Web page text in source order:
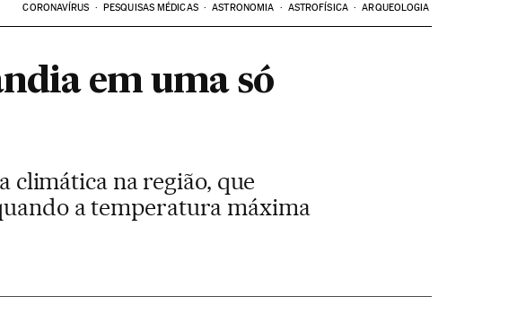
CORONAVÍRUS PESQUISAS MÉDICAS ASTRONOMIA ASTROFÍSICA ARQUEOLOGIA
em uma só
climática na região, que
a temperatura máxima